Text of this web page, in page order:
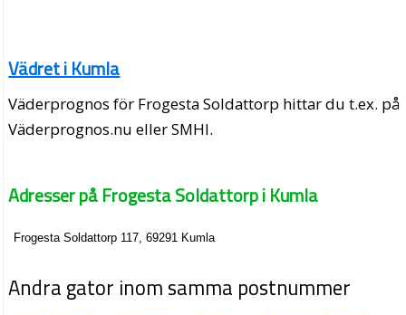
Vädret i Kumla
Väderprognos för Frogesta Soldattorp hittar du t.ex. på
Väderprognos.nu eller SMHI.
Adresser på Frogesta Soldattorp i Kumla
Frogesta Soldattorp 117, 69291 Kumla
Andra gator inom samma postnummer